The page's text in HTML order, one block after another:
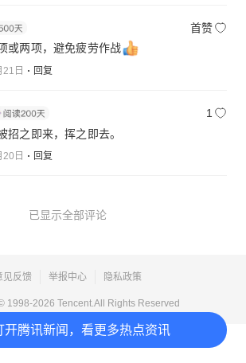
开腾讯新闻，看更多热点资讯
首赞
或两项，避免疲劳作战
21日 回复
1
招之即来，挥之即去。
20日 回复
已显示全部评论
见反馈 举报中心 隐私政策
1998-2026 Tencent.All Rights Reserved